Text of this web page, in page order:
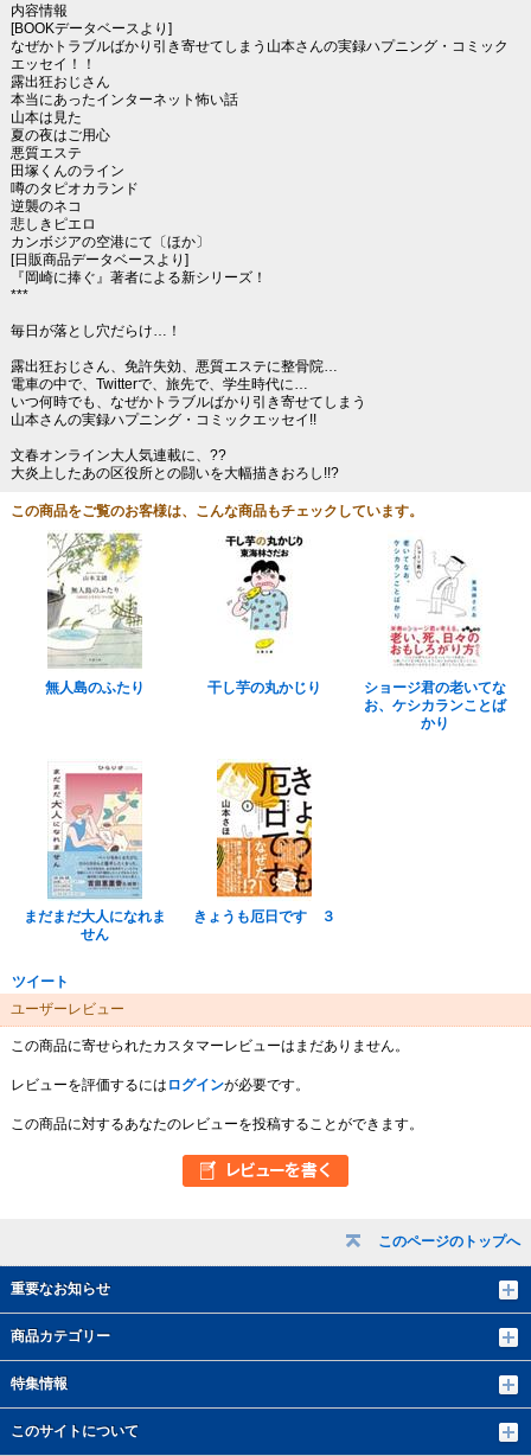
このページのトップへ
重要なお知らせ
商品カテゴリー
特集情報
このサイトについて
内容情報
[BOOKデータベースより]
なぜかトラブルばかり引き寄せてしまう山本さんの実録ハプニング・コミック
エッセイ！！
露出狂おじさん
本当にあったインターネット怖い話
山本は見た
夏の夜はご用心
悪質エステ
田塚くんのライン
噂のタピオカランド
逆襲のネコ
悲しきピエロ
カンボジアの空港にて〔ほか〕
[日販商品データベースより]
『岡崎に捧ぐ』著者による新シリーズ！
***
毎日が落とし穴だらけ…！
露出狂おじさん、免許失効、悪質エステに整骨院…
電車の中で、Twitterで、旅先で、学生時代に…
いつ何時でも、なぜかトラブルばかり引き寄せてしまう
山本さんの実録ハプニング・コミックエッセイ!!
文春オンライン大人気連載に、??
大炎上したあの区役所との闘いを大幅描きおろし!!?
この商品をご覧のお客様は、こんな商品もチェックしています。
無人島のふたり 干し芋の丸かじり
ショージ君の老いてな
お、ケシカランことば
かり
まだまだ大人になれま
せん
きょうも厄日です ３
ツイート
ユーザーレビュー
この商品に寄せられたカスタマーレビューはまだありません。
レビューを評価するには ログインが必要です。
この商品に対するあなたのレビューを投稿することができます。